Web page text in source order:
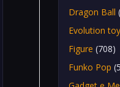
Dragon Ball
Evolution
Figure (708)
Funko Pop